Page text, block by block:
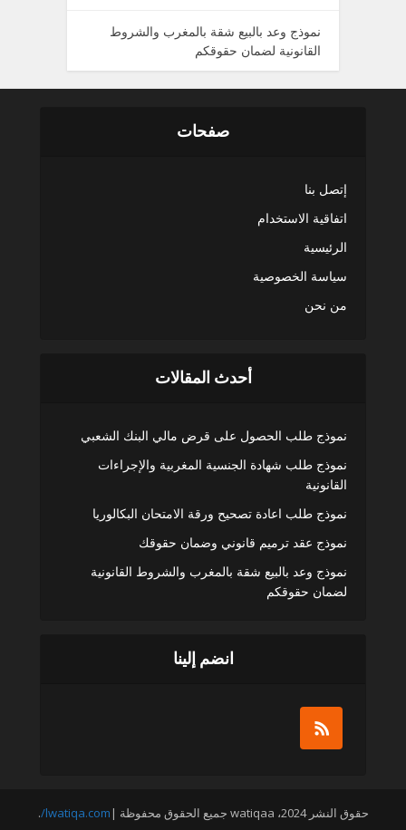
نموذج وعد بالبيع شقة بالمغرب والشروط
القانونية لضمان حقوقكم
صفحات
إتصل بنا
اتفاقية الاستخدام
الرئيسية
سياسة الخصوصية
من نحن
أحدث المقالات
نموذج طلب الحصول على قرض مالي البنك الشعبي
نموذج طلب شهادة الجنسية المغربية والإجراءات
القانونية
نموذج طلب اعادة تصحيح ورقة الامتحان البكالوريا
نموذج عقد ترميم قانوني وضمان حقوقك
نموذج وعد بالبيع شقة بالمغرب والشروط القانونية
لضمان حقوقكم
انضم إلينا
حقوق النشر 2024، watiqaa جميع الحقوق محفوظة | lwatiqa.com/
.